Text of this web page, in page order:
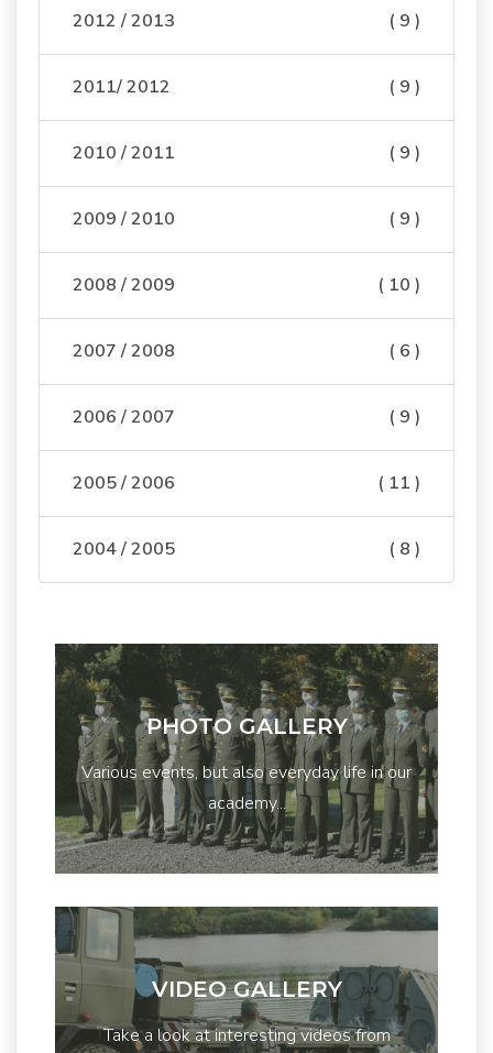
2012 / 2013 ( 9 )
2011/ 2012 ( 9 )
2010 / 2011 ( 9 )
2009 / 2010 ( 9 )
2008 / 2009 ( 10 )
2007 / 2008 ( 6 )
2006 / 2007 ( 9 )
2005 / 2006 ( 11 )
2004 / 2005 ( 8 )
PHOTO GALLERY
Various events, but also everyday life in our
academy...
VIDEO GALLERY
Take a look at interesting videos from